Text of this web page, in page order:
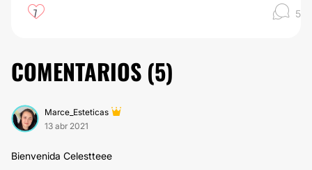
7 5
COMENTARIOS (5)
Marce_Esteticas
13 abr 2021
Bienvenida Celestteee